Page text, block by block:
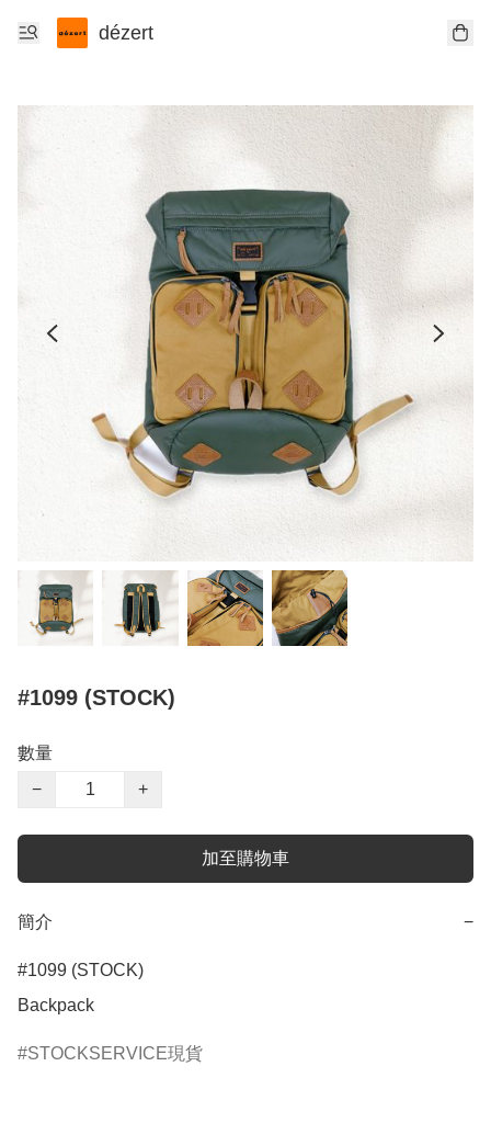
dézert
#1099 (STOCK)
數量
−
+
加至購物車
簡介 −
#1099 (STOCK)
Backpack
STOCKSERVICE現貨